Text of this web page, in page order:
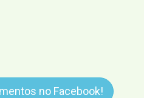
no Facebook!